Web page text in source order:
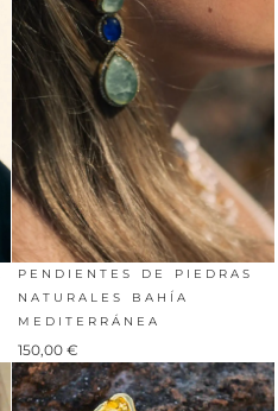
PENDIENTES DE PIEDRAS
NATURALES BAHÍA
MEDITERRÁNEA
150,00 €